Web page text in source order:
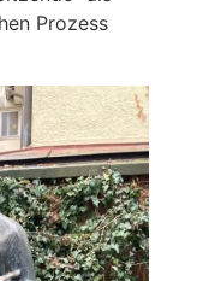
Prozess